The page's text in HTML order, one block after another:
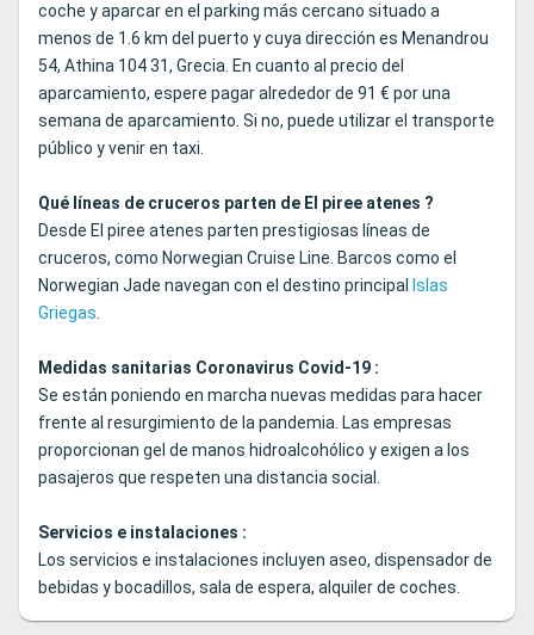
coche y aparcar en el parking más cercano situado a
menos de 1.6 km del puerto y cuya dirección es Menandrou
54, Athina 104 31, Grecia. En cuanto al precio del
aparcamiento, espere pagar alrededor de 91 € por una
semana de aparcamiento. Si no, puede utilizar el transporte
público y venir en taxi.
Qué líneas de cruceros parten de El piree atenes ?
Desde El piree atenes parten prestigiosas líneas de
cruceros, como Norwegian Cruise Line. Barcos como el
Norwegian Jade navegan con el destino principal Islas
Griegas.
Medidas sanitarias Coronavirus Covid-19 :
Se están poniendo en marcha nuevas medidas para hacer
frente al resurgimiento de la pandemia. Las empresas
proporcionan gel de manos hidroalcohólico y exigen a los
pasajeros que respeten una distancia social.
Servicios e instalaciones :
Los servicios e instalaciones incluyen aseo, dispensador de
bebidas y bocadillos, sala de espera, alquiler de coches.